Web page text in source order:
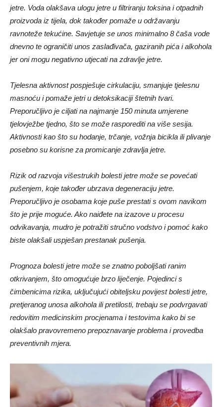
jetre. Voda olakšava ulogu jetre u filtriranju toksina i otpadnih
proizvoda iz tijela, dok također pomaže u održavanju
ravnoteže tekućine. Savjetuje se unos minimalno 8 čaša vode
dnevno te ograničiti unos zaslađivača, gaziranih pića i alkohola
jer oni mogu negativno utjecati na zdravlje jetre.
Tjelesna aktivnost pospješuje cirkulaciju, smanjuje tjelesnu
masnoću i pomaže jetri u detoksikaciji štetnih tvari.
Preporučljivo je ciljati na najmanje 150 minuta umjerene
tjelovježbe tjedno, što se može rasporediti na više sesija.
Aktivnosti kao što su hodanje, trčanje, vožnja bicikla ili plivanje
posebno su korisne za promicanje zdravlja jetre.
Rizik od razvoja višestrukih bolesti jetre može se povećati
pušenjem, koje također ubrzava degeneraciju jetre.
Preporučljivo je osobama koje puše prestati s ovom navikom
što je prije moguće. Ako naiđete na izazove u procesu
odvikavanja, mudro je potražiti stručno vodstvo i pomoć kako
biste olakšali uspješan prestanak pušenja.
Prognoza bolesti jetre može se znatno poboljšati ranim
otkrivanjem, što omogućuje brzo liječenje. Pojedinci s
čimbenicima rizika, uključujući obiteljsku povijest bolesti jetre,
pretjeranog unosa alkohola ili pretilosti, trebaju se podvrgavati
redovitim medicinskim procjenama i testovima kako bi se
olakšalo pravovremeno prepoznavanje problema i provedba
preventivnih mjera.